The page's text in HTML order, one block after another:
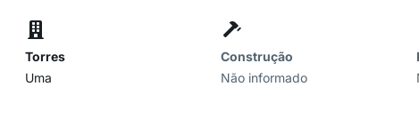
Torres
Uma
Construção
Não informado